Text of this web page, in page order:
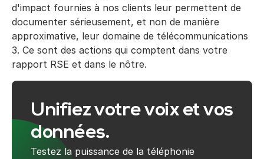
d'impact fournies à nos clients leur permettent de
documenter sérieusement, et non de manière
approximative, leur domaine de télécommunications
3. Ce sont des actions qui comptent dans votre
rapport RSE et dans le nôtre.
Unifiez votre voix et vos
données.
Testez la puissance de la téléphonie